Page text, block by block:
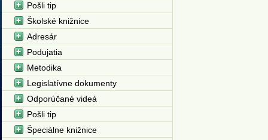
Pošli tip
Školské knižnice
Adresár
Podujatia
Metodika
Legislatívne dokumenty
Odporúčané videá
Pošli tip
Špeciálne knižnice